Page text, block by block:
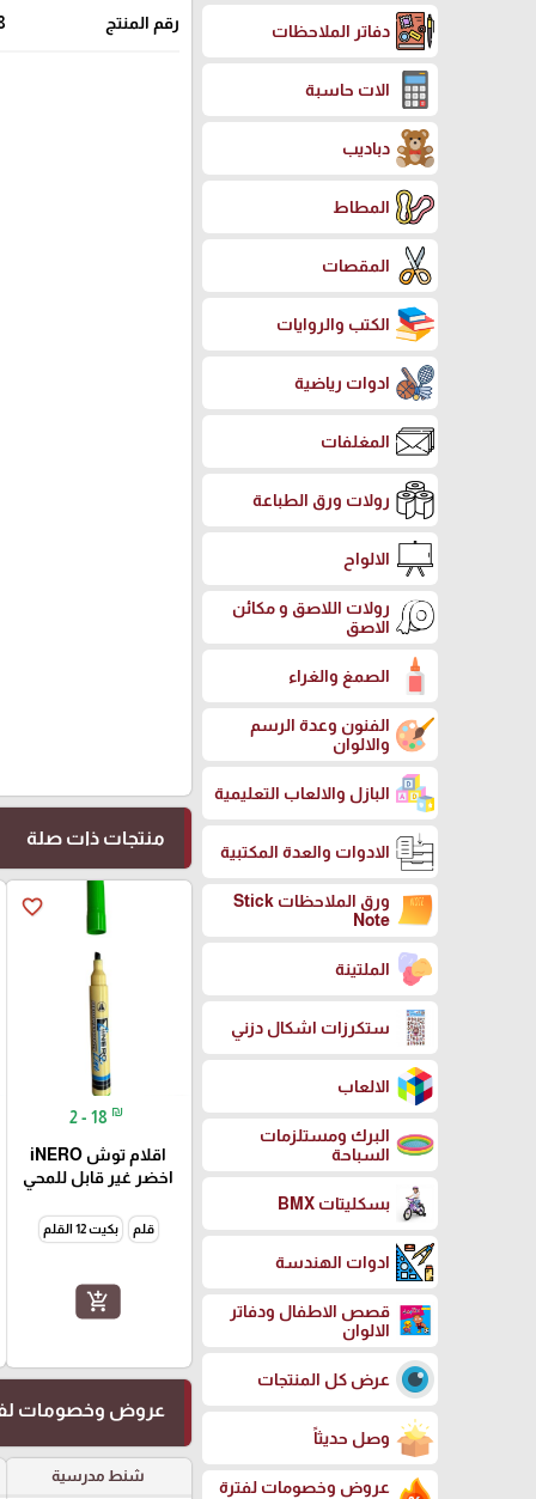
دفاتر الملاحظات
الات حاسبة
دباديب
المطاط
المقصات
الكتب والروايات
ادوات رياضية
المغلفات
رولات ورق الطباعة
الالواح
رولات اللاصق و مكائن
الاصق
الصمغ والغراء
الفنون وعدة الرسم
والالوان
البازل والالعاب التعليمية
الادوات والعدة المكتبية
ورق الملاحظات Stick
Note
الملتينة
ستكرزات اشكال دزني
الالعاب
البرك ومستلزمات
السباحة
بسكليتات BMX
ادوات الهندسة
قصص الاطفال ودفاتر
الالوان
عرض كل المنتجات
وصل حديثاً
عروض وخصومات لفترة
رقم المنتج
منتجات ذات صلة
favorite_border
2 - 18 ₪
اقلام توش iNERO
اخضر غير قابل للمحي
قلم بكيت 12 القلم
add_shopping_cart
عروض وخصومات
شنط مدرسية